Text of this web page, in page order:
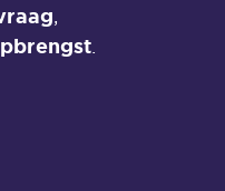
,
.